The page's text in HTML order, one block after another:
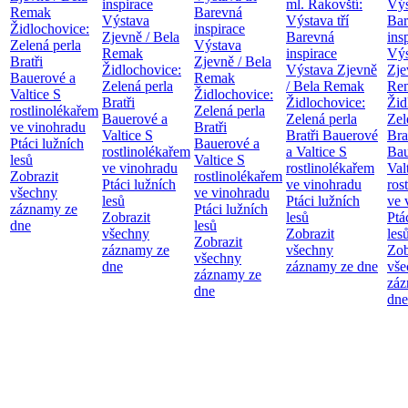
Remak
Židlochovice:
Zelená perla
Bratři
Bauerové a
Valtice S
rostlinolékařem
ve vinohradu
Ptáci lužních
lesů
Zobrazit
všechny
záznamy ze
dne
inspirace
Výstava
Zjevně / Bela
Remak
Židlochovice:
Zelená perla
Bratři
Bauerové a
Valtice S
rostlinolékařem
ve vinohradu
Ptáci lužních
lesů
Zobrazit
všechny
záznamy ze
dne
Barevná
inspirace
Výstava
Zjevně / Bela
Remak
Židlochovice:
Zelená perla
Bratři
Bauerové a
Valtice S
rostlinolékařem
ve vinohradu
Ptáci lužních
lesů
Zobrazit
všechny
záznamy ze
dne
ml. Rakovští:
Výstava tří
Barevná
inspirace
Výstava Zjevně
/ Bela Remak
Židlochovice:
Zelená perla
Bratři Bauerové
a Valtice S
rostlinolékařem
ve vinohradu
Ptáci lužních
lesů
Zobrazit
všechny
záznamy ze dne
ve
dne